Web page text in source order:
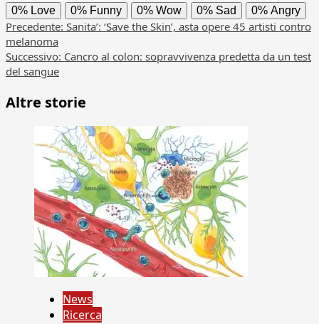
0% Love 0% Funny 0% Wow 0% Sad 0% Angry
Navigazione
articolo
Precedente: Sanita’: ‘Save the Skin’, asta opere 45 artisti contro
melanoma
Successivo: Cancro al colon: sopravvivenza predetta da un test
del sangue
Altre storie
News
Ricerca